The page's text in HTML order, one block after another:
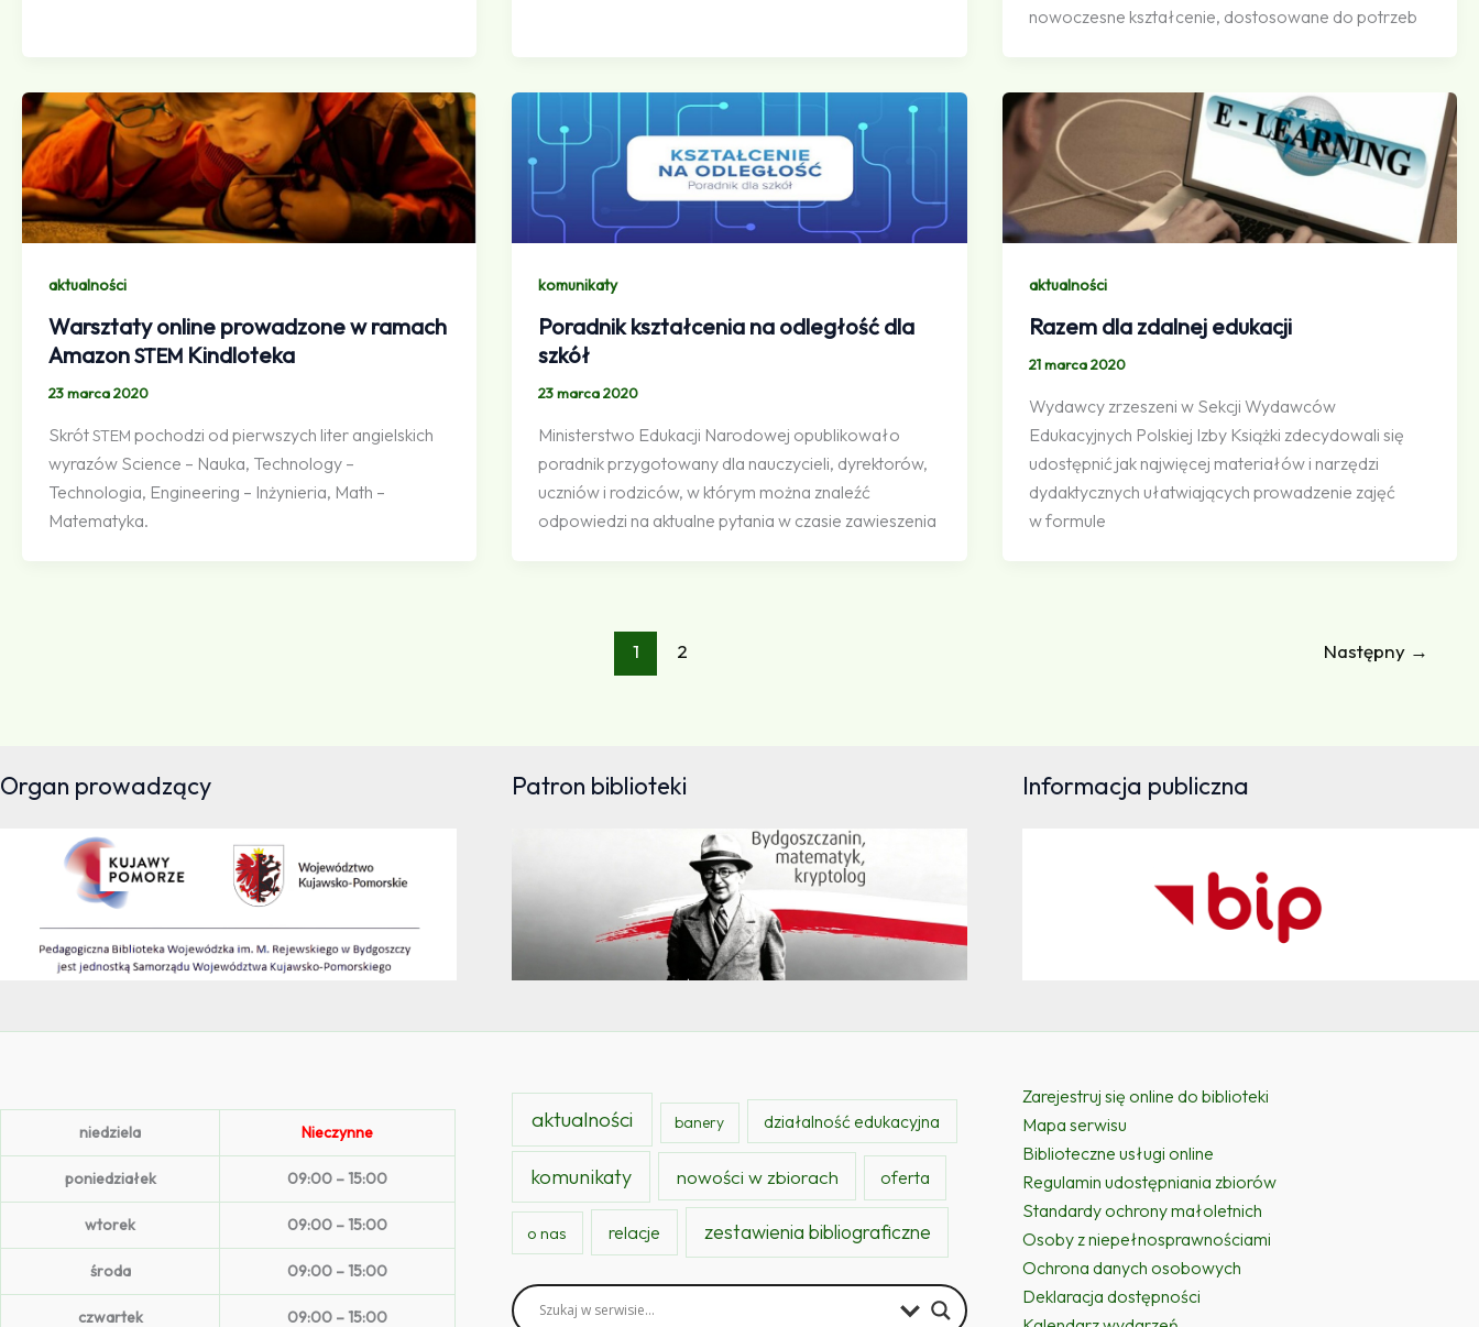
nowoczesne kształcenie, dostosowane do potrzeb
aktualności
Warsztaty online prowadzone w ramach
AmazonSTEM Kindloteka
23 marca 2020
SkrótSTEM pochodzi od pierwszych liter angielskich
wyrazów Science – Nauka, Technology –
Technologia, Engineering – Inżynieria, Math –
Matematyka.
komunikaty
Poradnik kształcenia na odległość dla
szkół
23 marca 2020
Ministerstwo Edukacji Narodowej opublikowało
poradnik przygotowany dla nauczycieli, dyrektorów,
uczniów i rodziców, w którym można znaleźć
odpowiedzi na aktualne pytania w czasie zawieszenia
aktualności
Razem dla zdalnej edukacji
21 marca 2020
Wydawcy zrzeszeni w Sekcji Wydawców
Edukacyjnych Polskiej Izby Książki zdecydowali się
udostępnić jak najwięcej materiałów i narzędzi
dydaktycznych ułatwiających prowadzenie zajęć
w formule
1 2 Następny →
Organ prowadzący Patron biblioteki Informacja publiczna
niedziela Nieczynne
poniedziałek 09:00 – 15:00
wtorek 09:00 – 15:00
środa 09:00 – 15:00
czwartek 09:00 – 15:00
aktualności banery działalność edukacyjna
komunikaty nowości w zbiorach oferta
o nas relacje zestawienia bibliograficzne
Zarejestruj się online do biblioteki
Mapa serwisu
Biblioteczne usługi online
Regulamin udostępniania zbiorów
Standardy ochrony małoletnich
Osoby z niepełnosprawnościami
Ochrona danych osobowych
Deklaracja dostępności